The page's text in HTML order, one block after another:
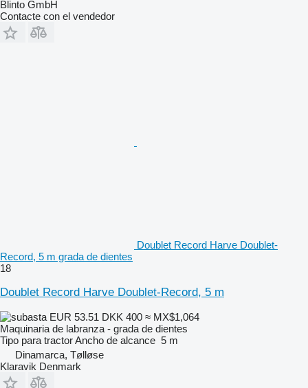
Blinto GmbH
Contacte con el vendedor
Doublet Record Harve Doublet-
Record, 5 m grada de dientes
18
Doublet Record Harve Doublet-Record, 5 m
EUR 53.51 DKK 400 ≈ MX$1,064
Maquinaria de labranza - grada de dientes
Tipo para tractorAncho de alcance 5 m
Dinamarca, Tølløse
Klaravik Denmark